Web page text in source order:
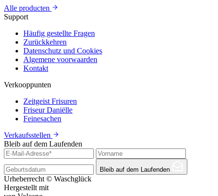
Alle producten
Support
Häufig gestellte Fragen
Zurückkehren
Datenschutz und Cookies
Algemene voorwaarden
Kontakt
Verkooppunten
Zeitgeist Frisuren
Friseur Daniëlle
Feinesachen
Verkaufsstellen
Bleib auf dem Laufenden
Bleib auf dem Laufenden
Urheberrecht © Waschglück
Hergestellt mit